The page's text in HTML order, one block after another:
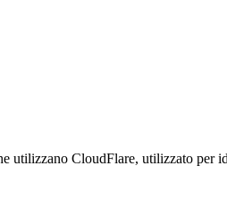
utilizzano CloudFlare, utilizzato per